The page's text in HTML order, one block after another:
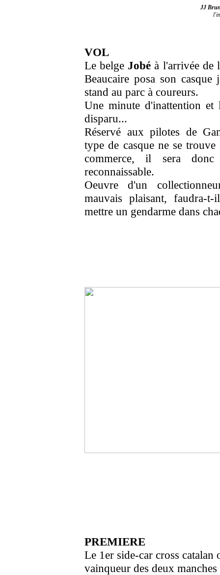
JJ
VOL
Le belge Jobé à l'arrivée de
Beaucaire posa son casque
stand au parc à coureurs.
Une minute d'inattention et
disparu...
Réservé aux pilotes de
type de casque ne se trouve
commerce, il sera donc
reconnaissable.
Oeuvre d'un
mauvais plaisant, faudra-
mettre un gendarme dans
PREMIERE
Le 1er side-car cross
vainqueur des deux